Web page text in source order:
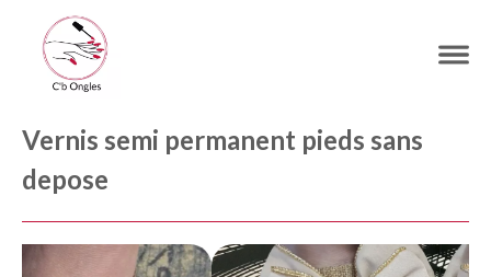
Vernis semi permanent pieds sans
depose